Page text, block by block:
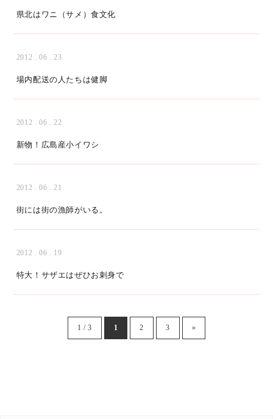
県北はワニ（サメ）食文化
2012 . 06 . 23
場内配送の人たちは健脚
2012 . 06 . 22
新物！広島産小イワシ
2012 . 06 . 21
街には街の漁師がいる。
2012 . 06 . 19
特大！サザエはぜひお刺身で
1 / 3 1 2 3 »